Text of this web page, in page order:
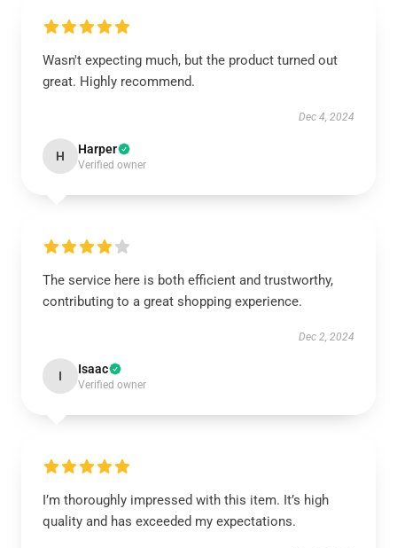
Wasn't expecting much, but the product turned out
great. Highly recommend.
Dec 4, 2024
H Harper
Verified owner
The service here is both efficient and trustworthy,
contributing to a great shopping experience.
Dec 2, 2024
I Isaac
Verified owner
I’m thoroughly impressed with this item. It’s high
quality and has exceeded my expectations.